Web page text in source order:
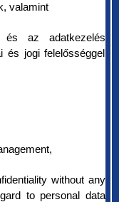
valamint
és az adatkezelés
és jogi felelősséggel
without any
to personal data